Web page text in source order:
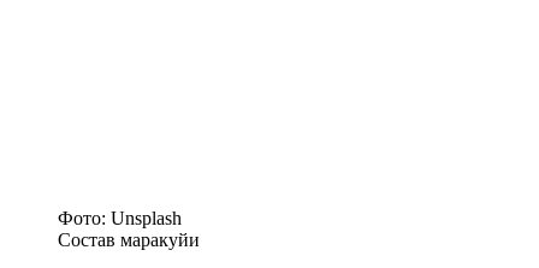
Фото: Unsplash
Состав маракуйи